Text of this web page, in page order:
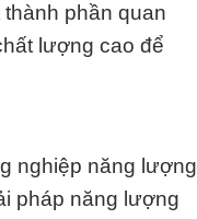
phần quan
lượng cao để
nghiệp năng lượng
pháp năng lượng